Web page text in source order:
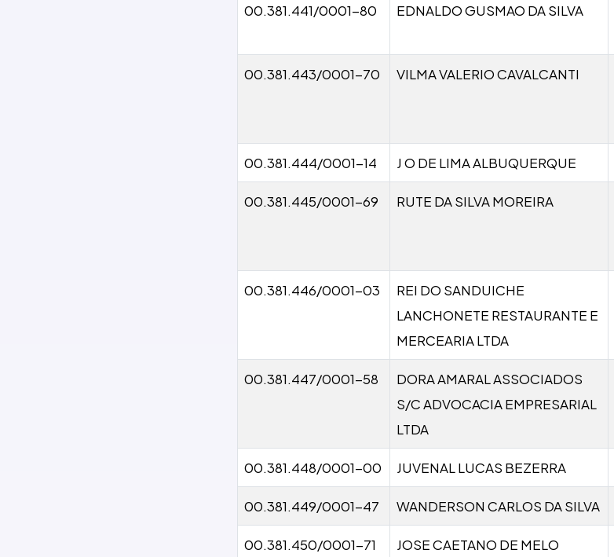
00.381.441/0001-80 EDNALDO GUSMAO DA SILVA
00.381.443/0001-70 VILMA VALERIO CAVALCANTI
00.381.444/0001-14 J O DE LIMA ALBUQUERQUE
00.381.445/0001-69 RUTE DA SILVA MOREIRA
00.381.446/0001-03
REI DO SANDUICHE
LANCHONETE RESTAURANTE E
MERCEARIA LTDA
00.381.447/0001-58
DORA AMARAL ASSOCIADOS
S/C ADVOCACIA EMPRESARIAL
LTDA
00.381.448/0001-00 JUVENAL LUCAS BEZERRA
00.381.449/0001-47 WANDERSON CARLOS DA SILVA
00.381.450/0001-71 JOSE CAETANO DE MELO